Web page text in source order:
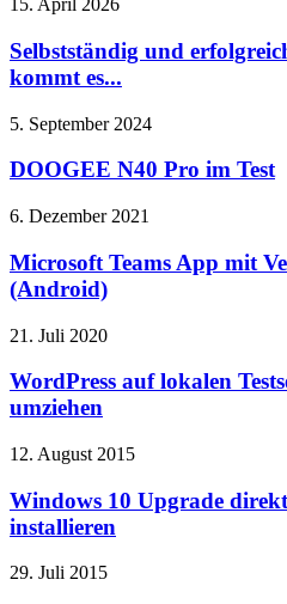
15. April 2026
Selbstständig und
kommt es...
5. September 2024
DOOGEE N40 Pro im Test
6. Dezember 2021
Microsoft Teams App mit
(Android)
21. Juli 2020
WordPress auf lokalen
umziehen
12. August 2015
Windows 10 Upgrade
installieren
29. Juli 2015